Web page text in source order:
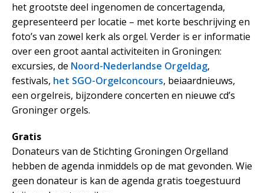
het grootste deel ingenomen de concertagenda,
gepresenteerd per locatie – met korte beschrijving en
foto’s van zowel kerk als orgel. Verder is er informatie
over een groot aantal activiteiten in Groningen:
excursies, de Noord-Nederlandse Orgeldag,
festivals, het SGO-Orgelconcours, beiaardnieuws,
een orgelreis, bijzondere concerten en nieuwe cd’s
Groninger orgels.
Gratis
Donateurs van de Stichting Groningen Orgelland
hebben de agenda inmiddels op de mat gevonden. Wie
geen donateur is kan de agenda gratis toegestuurd